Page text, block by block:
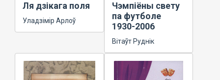
Ля дзікага поля
Уладзімір Арлоў
Чэмпіёны свету
па футболе
1930-2006
Вітаўт Руднік